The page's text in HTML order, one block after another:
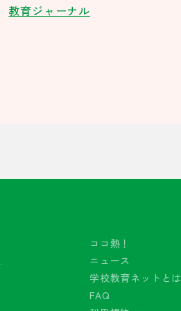
教育ジャーナル
ココ熱！
ニュース
学校教育ネットとは
FAQ